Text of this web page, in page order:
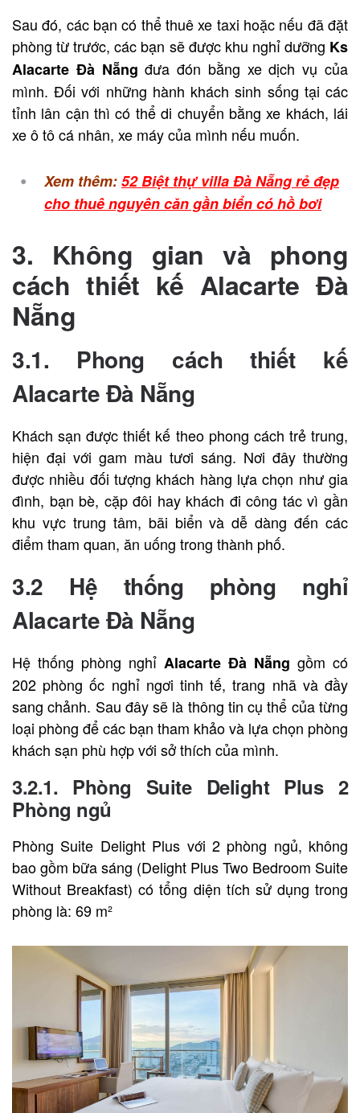
Sau đó, các bạn có thể thuê xe taxi hoặc nếu đã đặt
phòng từ trước, các bạn sẽ được khu nghỉ dưỡng Ks
Alacarte Đà Nẵngđưa đón bằng xe dịch vụ của
mình.Đối với những hành khách sinh sống tại các
tỉnh lân cận thì có thể di chuyển bằng xe khách, lái
xe ô tô cá nhân, xe máy của mình nếu muốn.
Xem thêm:52 Biệt thự villa Đà Nẵng rẻ đẹp
cho thuê nguyên căn gần biển có hồ bơi
3. Không gian và phong
cách thiết kế Alacarte Đà
Nẵng
3.1. Phong cách thiết kế
Alacarte Đà Nẵng
Khách sạn được thiết kế theo phong cách trẻ trung,
hiện đại với gam màu tươi sáng. Nơi đây thường
được nhiều đối tượng khách hàng lựa chọn như gia
đình, bạn bè, cặp đôi hay khách đi công tác vì gần
khu vực trung tâm, bãi biển và dễ dàng đến các
điểm tham quan, ăn uống trong thành phố.
3.2 Hệ thống phòng nghỉ
Alacarte Đà Nẵng
Hệ thống phòng nghỉ Alacarte Đà Nẵng gồm có
202 phòng ốc nghỉ ngơi tinh tế, trang nhã và đầy
sang chảnh. Sau đây sẽ là thông tin cụ thể của từng
loại phòng để các bạn tham khảo và lựa chọn phòng
khách sạn phù hợp với sở thích của mình.
3.2.1. Phòng Suite Delight Plus 2
Phòng ngủ
Phòng Suite Delight Plus với 2 phòng ngủ, không
bao gồm bữa sáng (Delight Plus Two Bedroom Suite
Without Breakfast) có tổng diện tích sử dụng trong
phòng là: 69 m²